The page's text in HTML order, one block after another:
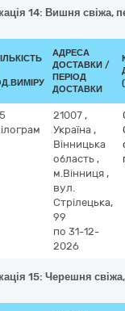
14: Вишня свіжа,
АДРЕСА
ДОСТАВКИ /
ПЕРІОД
ДОСТАВКИ
21007 ,
Україна ,
Вінницька
область ,
м.Вінниця ,
вул.
Стрілецька,
99
по 31-12-
2026
15: Черешня